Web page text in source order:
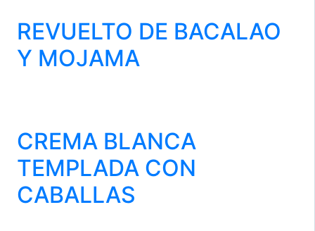
REVUELTO DE BACALAO
Y MOJAMA
CREMA BLANCA
TEMPLADA CON
CABALLAS